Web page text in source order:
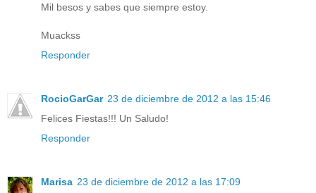
Mil besos y sabes que siempre estoy.
Muackss
Responder
RocioGarGar 23 de diciembre de 2012 a las 15:46
Felices Fiestas!!! Un Saludo!
Responder
Marisa 23 de diciembre de 2012 a las 17:09